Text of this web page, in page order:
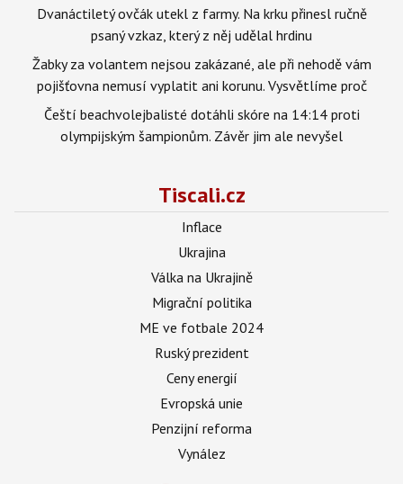
Dvanáctiletý ovčák utekl z farmy. Na krku přinesl ručně
psaný vzkaz, který z něj udělal hrdinu
Žabky za volantem nejsou zakázané, ale při nehodě vám
pojišťovna nemusí vyplatit ani korunu. Vysvětlíme proč
Čeští beachvolejbalisté dotáhli skóre na 14:14 proti
olympijským šampionům. Závěr jim ale nevyšel
Tiscali.cz
Inflace
Ukrajina
Válka na Ukrajině
Migrační politika
ME ve fotbale 2024
Ruský prezident
Ceny energií
Evropská unie
Penzijní reforma
Vynález